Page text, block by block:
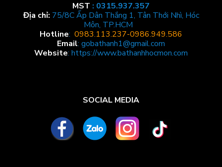
MST : 0315.937.357
Địa chỉ: 75/8C Ấp Dân Thắng 1, Tân Thới Nhì, Hóc
Môn, TP.HCM
Hotline: 0983.113.237-0986.949.586
Email: gobathanh1@gmail.com
Website: https://www.bathanhhocmon.com
SOCIAL MEDIA